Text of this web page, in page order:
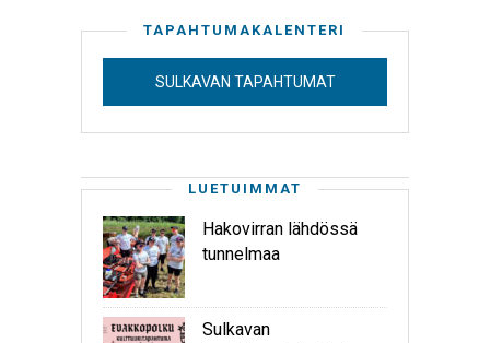
TAPAHTUMAKALENTERI
SULKAVAN TAPAHTUMAT
LUETUIMMAT
Hakovirran lähdössä
tunnelmaa
Sulkavan